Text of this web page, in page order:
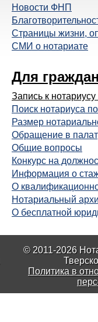
Новости ФНП
Страницы жизни,
СМИ о нотариате
Для
Запись к нотариусу
Поиск нотариуса
Размер
Обращение в
Общие вопросы
Конкурс на
Информация о
О
Нотариальный
О бесплатной
© 2011-2026
Политика в